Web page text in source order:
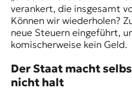
verankert, die insgesamt
Können wir wiederholen?
neue Steuern eingeführt,
komischerweise kein
Der Staat macht
nicht halt